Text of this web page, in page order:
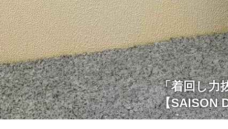
「着回し力
【SAISON